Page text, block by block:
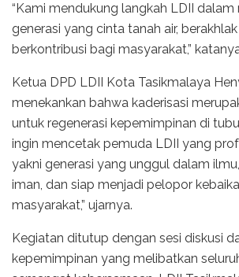
“Kami mendukung langkah LDII
generasi yang cinta tanah air,
berkontribusi bagi masyarakat,”
Ketua DPD LDII Kota Tasikmalaya
menekankan bahwa kaderisasi
untuk regenerasi kepemimpinan di
ingin mencetak pemuda LDII yang
yakni generasi yang unggul dalam
iman, dan siap menjadi pelopor
masyarakat,” ujarnya.
Kegiatan ditutup dengan sesi diskusi
kepemimpinan yang melibatkan